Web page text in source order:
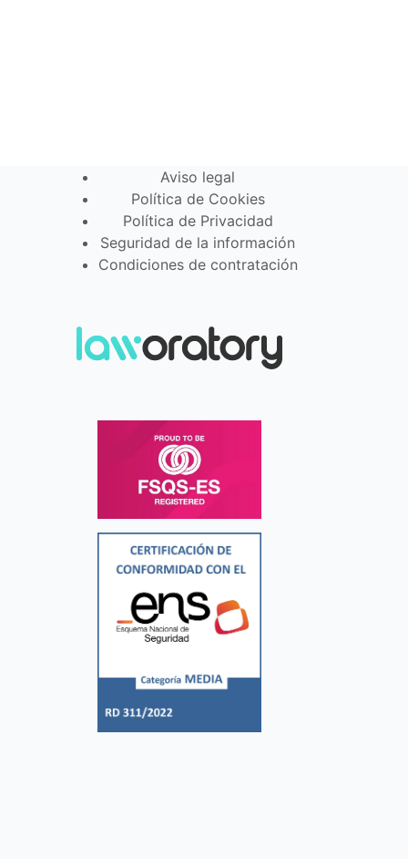
Aviso legal
Política de Cookies
Política de Privacidad
Seguridad de la información
Condiciones de contratación